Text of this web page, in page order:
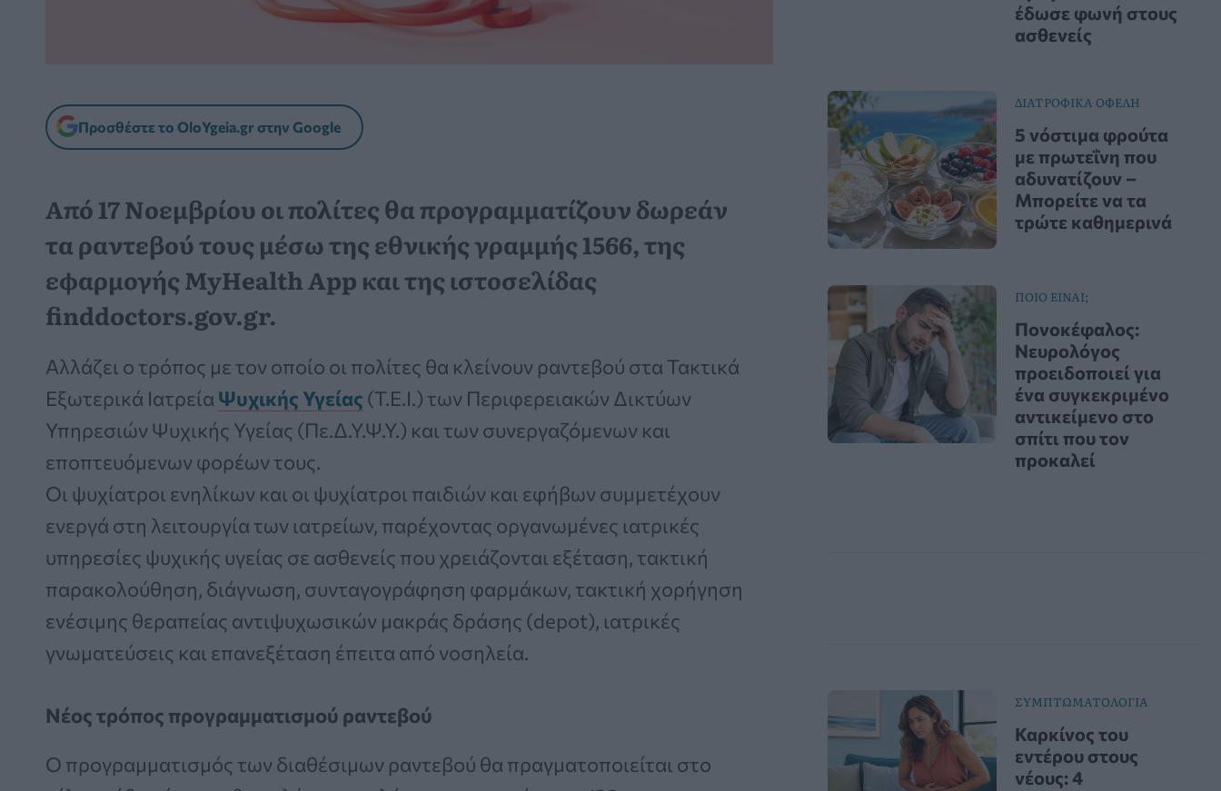
Προσθέστε το OloYgeia.gr στην Google
Από 17 Νοεμβρίου οι πολίτες θα προγραμματίζουν δωρεάν
τα ραντεβού τους μέσω της εθνικής γραμμής 1566, της
εφαρμογής MyHealth App και της ιστοσελίδας
finddoctors.gov.gr.
Αλλάζει ο τρόπος με τον οποίο οι πολίτες θα κλείνουν ραντεβού στα Τακτικά
Εξωτερικά Ιατρεία Ψυχικής Υγείας (Τ.Ε.Ι.) των Περιφερειακών Δικτύων
Υπηρεσιών Ψυχικής Υγείας (Πε.Δ.Υ.Ψ.Υ.) και των συνεργαζόμενων και
εποπτευόμενων φορέων τους.
Οι ψυχίατροι ενηλίκων και οι ψυχίατροι παιδιών και εφήβων συμμετέχουν
ενεργά στη λειτουργία των ιατρείων, παρέχοντας οργανωμένες ιατρικές
υπηρεσίες ψυχικής υγείας σε ασθενείς που χρειάζονται εξέταση, τακτική
παρακολούθηση, διάγνωση, συνταγογράφηση φαρμάκων, τακτική χορήγηση
ενέσιμης θεραπείας αντιψυχωσικών μακράς δράσης (depot), ιατρικές
γνωματεύσεις και επανεξέταση έπειτα από νοσηλεία.
Νέος τρόπος προγραμματισμού ραντεβού
Ο προγραμματισμός των διαθέσιμων ραντεβού θα πραγματοποιείται στο
έδωσε φωνή στους
ασθενείς
ΔΙΑΤΡΟΦΙΚΑ ΟΦΕΛΗ
5 νόστιμα φρούτα
με πρωτεΐνη που
αδυνατίζουν –
Μπορείτε να τα
τρώτε καθημερινά
ΠΟΙΟ ΕΙΝΑΙ;
Πονοκέφαλος:
Νευρολόγος
προειδοποιεί για
ένα συγκεκριμένο
αντικείμενο στο
σπίτι που τον
προκαλεί
ΣΥΜΠΤΩΜΑΤΟΛΟΓΙΑ
Καρκίνος του
εντέρου στους
νέους: 4